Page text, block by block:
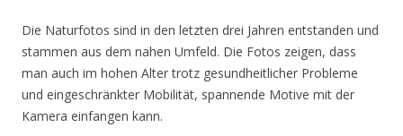
Die Naturfotos sind in den letzten drei Jahren entstanden und
stammen aus dem nahen Umfeld. Die Fotos zeigen, dass
man auch im hohen Alter trotz gesundheitlicher Probleme
und eingeschränkter Mobilität, spannende Motive mit der
Kamera einfangen kann.